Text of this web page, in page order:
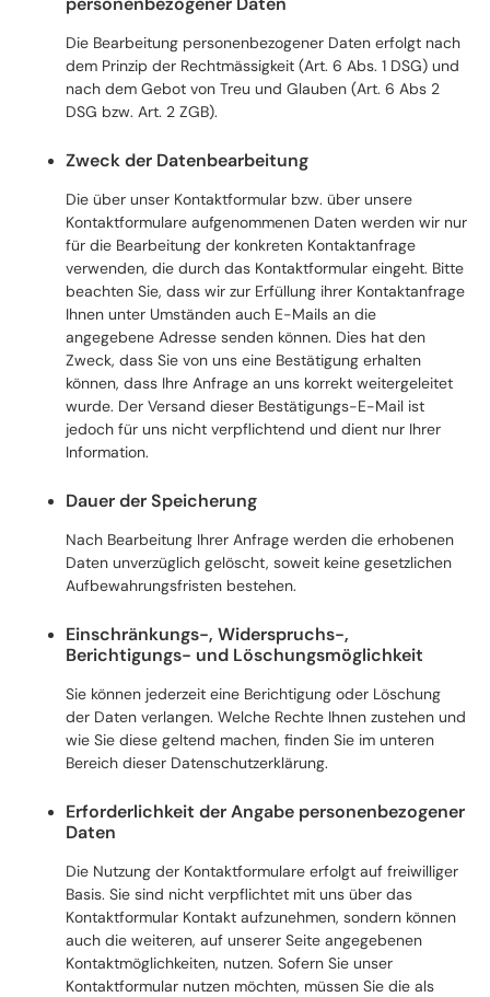
Die Bearbeitung personenbezogener Daten erfolgt nach
dem Prinzip der Rechtmässigkeit (Art. 6 Abs. 1 DSG) und
nach dem Gebot von Treu und Glauben (Art. 6 Abs 2
DSG bzw. Art. 2 ZGB).
Zweck der Datenbearbeitung
Die über unser Kontaktformular bzw. über unsere
Kontaktformulare aufgenommenen Daten werden wir nur
für die Bearbeitung der konkreten Kontaktanfrage
verwenden, die durch das Kontaktformular eingeht. Bitte
beachten Sie, dass wir zur Erfüllung ihrer Kontaktanfrage
Ihnen unter Umständen auch E-Mails an die
angegebene Adresse senden können. Dies hat den
Zweck, dass Sie von uns eine Bestätigung erhalten
können, dass Ihre Anfrage an uns korrekt weitergeleitet
wurde. Der Versand dieser Bestätigungs-E-Mail ist
jedoch für uns nicht verpflichtend und dient nur Ihrer
Information.
Dauer der Speicherung
Nach Bearbeitung Ihrer Anfrage werden die erhobenen
Daten unverzüglich gelöscht, soweit keine gesetzlichen
Aufbewahrungsfristen bestehen.
Einschränkungs-, Widerspruchs-,
Berichtigungs- und Löschungsmöglichkeit
Sie können jederzeit eine Berichtigung oder Löschung
der Daten verlangen. Welche Rechte Ihnen zustehen und
wie Sie diese geltend machen, finden Sie im unteren
Bereich dieser Datenschutzerklärung.
Erforderlichkeit der Angabe personenbezogener
Daten
Die Nutzung der Kontaktformulare erfolgt auf freiwilliger
Basis. Sie sind nicht verpflichtet mit uns über das
Kontaktformular Kontakt aufzunehmen, sondern können
auch die weiteren, auf unserer Seite angegebenen
Kontaktmöglichkeiten, nutzen. Sofern Sie unser
Kontaktformular nutzen möchten, müssen Sie die als